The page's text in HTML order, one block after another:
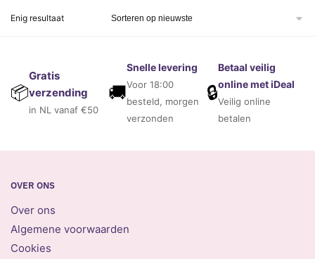
Enig resultaat
📦
Gratis
verzending
in NL vanaf €50
🚚
Snelle levering
Voor 18:00
besteld, morgen
verzonden
🔒
Betaal veilig
online met iDeal
Veilig online
betalen
OVER ONS
Over ons
Algemene voorwaarden
Cookies